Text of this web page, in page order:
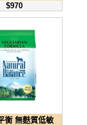
$970
衡 無麩質低敏